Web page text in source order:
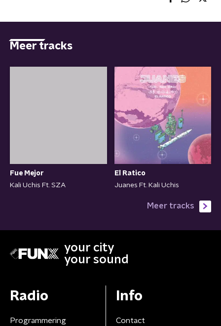
Meer tracks
Fue Mejor
Kali Uchis Ft. SZA
El Ratico
Juanes Ft. Kali Uchis
Meer tracks
your city
your sound
Radio
Programmering
Info
Contact